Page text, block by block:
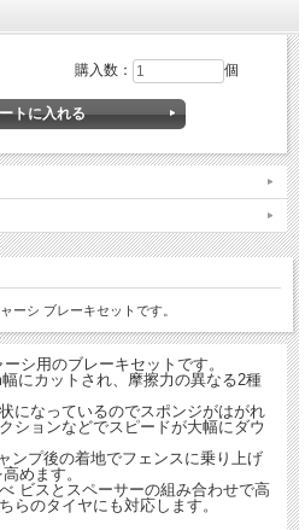
購入数： 個
ーシ ブレーキセットです。
シ用のブレーキセットです。
にカットされ、摩擦力の異なる2種
になっているのでスポンジがはがれ
ションなどでスピードが大幅にダウ
ンプ後の着地でフェンスに乗り上げ
めます。
ビスとスペーサーの組み合わせで高
らのタイヤにも対応します。